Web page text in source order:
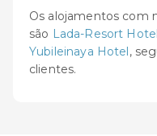
Os alojamentos com
são Lada-Resort Hotel
Yubileinaya Hotel,
clientes.